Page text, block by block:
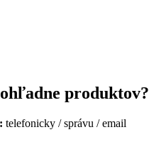
produktov?
telefonicky /správu /email